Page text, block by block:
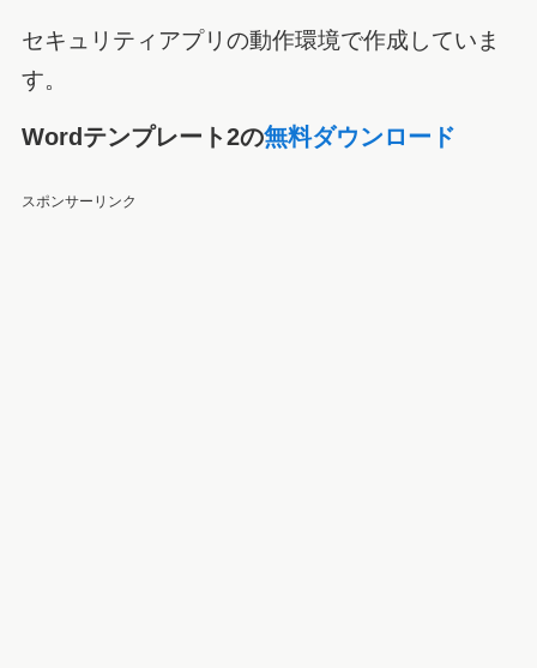
セキュリティアプリの動作環境で作成していま
す。
Wordテンプレート2の無料ダウンロード
スポンサーリンク